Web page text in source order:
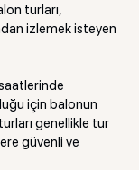
turları,
izlemek isteyen
için balonun
genellikle tur
güvenli ve